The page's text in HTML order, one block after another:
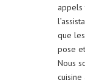
appels
que
pose
Nous